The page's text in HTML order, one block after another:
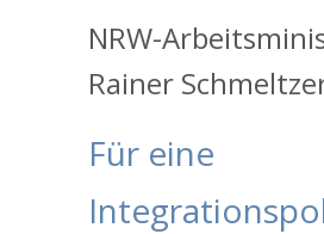
NRW-
Rainer
Für eine